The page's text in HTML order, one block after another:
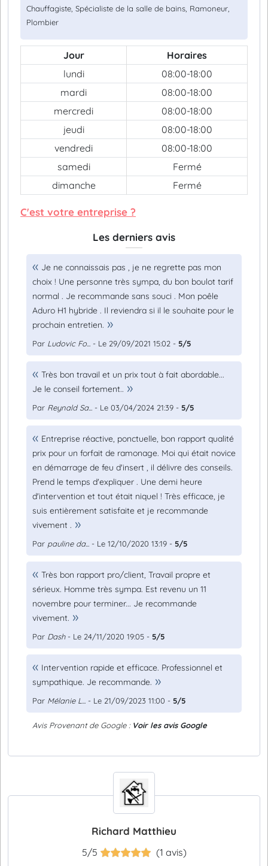
Chauffagiste, Spécialiste de la salle de bains, Ramoneur,
Plombier
Jour
Horaires
lundi
08:00-18:00
mardi
08:00-18:00
mercredi
08:00-18:00
jeudi
08:00-18:00
vendredi
08:00-18:00
samedi
Fermé
dimanche
Fermé
C'est votre entreprise ?
Les derniers avis
Je ne connaissais pas , je ne regrette pas mon
choix ! Une personne très sympa, du bon boulot tarif
normal . Je recommande sans souci . Mon poêle
Aduro H1 hybride . Il reviendra si il le souhaite pour le
prochain entretien.
Par Ludovic Fo... - Le 29/09/2021 15:02 - 5/5
Très bon travail et un prix tout à fait abordable...
Je le conseil fortement..
Par Reynald Sa... - Le 03/04/2024 21:39 - 5/5
Entreprise réactive, ponctuelle, bon rapport qualité
prix pour un forfait de ramonage. Moi qui était novice
en démarrage de feu d'insert , il délivre des conseils.
Prend le temps d'expliquer . Une demi heure
d'intervention et tout était niquel ! Très efficace, je
suis entièrement satisfaite et je recommande
vivement .
Par pauline da... - Le 12/10/2020 13:19 - 5/5
Très bon rapport pro/client, Travail propre et
sérieux. Homme très sympa. Est revenu un 11
novembre pour terminer... Je recommande
vivement.
Par Dash- Le 24/11/2020 19:05 - 5/5
Intervention rapide et efficace. Professionnel et
sympathique. Je recommande.
Par Mélanie L... - Le 21/09/2023 11:00 - 5/5
Avis Provenant de Google : Voir les avis Google
Richard Matthieu
5/5 (1 avis)